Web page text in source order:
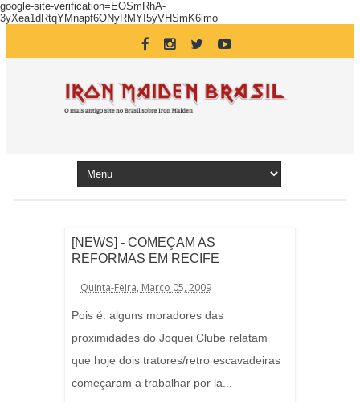
google-site-verification=EOSmRhA-
3yXea1dRtqYMnapf6ONyRMYI5yVHSmK6lmo
[NEWS] - COMEÇAM AS
REFORMAS EM RECIFE
Quinta-Feira, Março 05, 2009
Pois é. alguns moradores das
proximidades do Joquei Clube relatam
que hoje dois tratores/retro escavadeiras
começaram a trabalhar por lá...